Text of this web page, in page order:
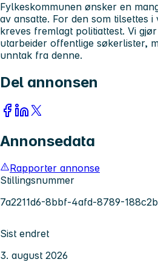
Fylkeskommunen ønsker en
av ansatte. For den som tilsettes i
kreves fremlagt politiattest. Vi
utarbeider offentlige søkerlister,
unntak fra denne.
Del annonsen
Annonsedata
Rapporter annonse
Stillingsnummer
7a2211d6-8bbf-4afd-8789-
Sist endret
3. august 2026